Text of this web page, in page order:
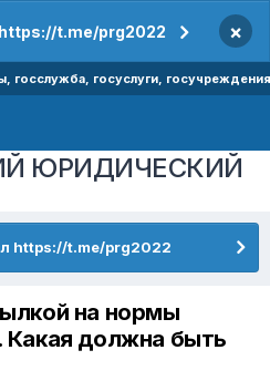
t.me/prg2022 ×
госслужба, госуслуги, госучреждения
ЮРИДИЧЕСКИЙ
https://t.me/prg2022
на нормы
Какая должна быть